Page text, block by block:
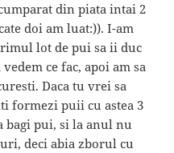
din piata intai 2
doi am luat:)). I-am
lot de pui sa ii duc
ce fac, apoi am sa
Daca tu vrei sa
formezi puii cu astea 3
bagi pui, si la anul nu
deci abia zborul cu